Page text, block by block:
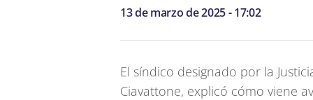
13 de marzo de 2025 - 17:02
El síndico designado por la
Ciavattone, explicó cómo viene